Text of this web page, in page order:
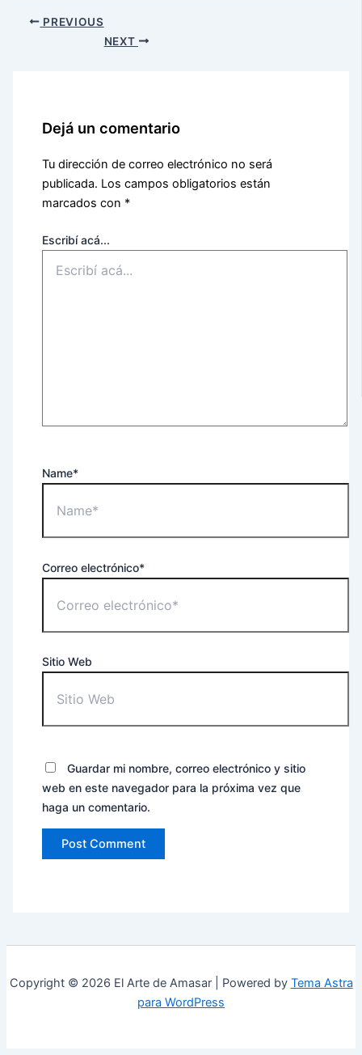
PREVIOUS
NEXT
Dejá un comentario
Tu dirección de correo electrónico no será
publicada. Los campos obligatorios están
marcados con *
Escribí acá...
Name*
Correo electrónico*
Sitio Web
Guardar mi nombre, correo electrónico y sitio
web en este navegador para la próxima vez que
haga un comentario.
Copyright © 2026 El Arte de Amasar | Powered by Tema Astra
para WordPress